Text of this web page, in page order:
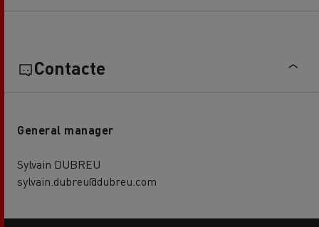
Contacte
General manager
Sylvain DUBREU
sylvain.dubreu@dubreu.com